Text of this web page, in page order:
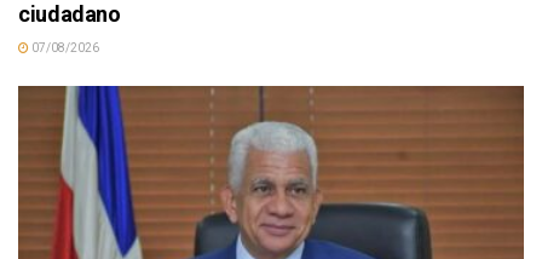
ciudadano
07/08/2026